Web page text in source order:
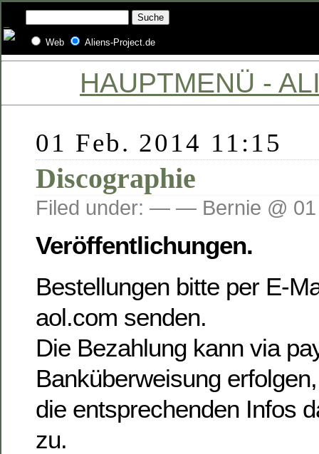
Web Aliens-Project.de
HAUPTMENÜ -
01 Feb. 2014 11:15
Discographie
Filed under: — — Bernie @ 01
Veröffentlichungen.
Bestellungen bitte per E-
aol.com senden.
Die Bezahlung kann via
Banküberweisung
die entsprechenden Infos
zu.